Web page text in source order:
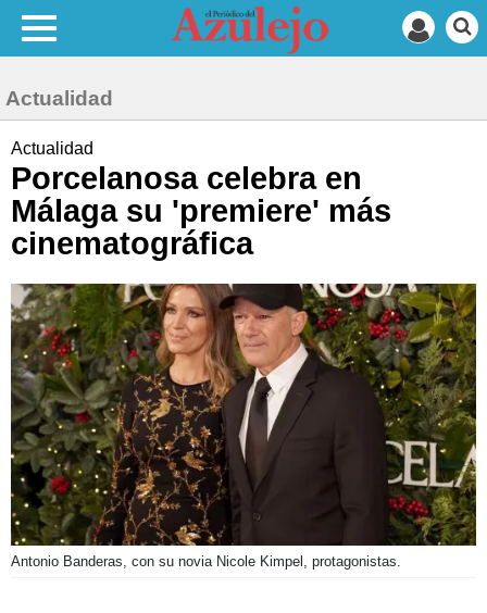
Actualidad
Actualidad
Porcelanosa celebra en
Málaga su 'premiere' más
cinematográfica
Antonio Banderas, con su novia Nicole Kimpel, protagonistas.